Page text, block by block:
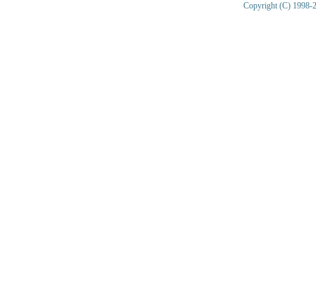
Copyright (C) 1998-